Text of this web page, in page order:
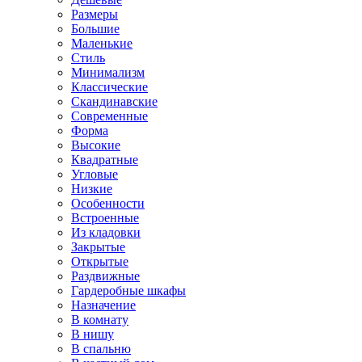
Размеры
Большие
Маленькие
Стиль
Минимализм
Классические
Скандинавские
Современные
Форма
Высокие
Квадратные
Угловые
Низкие
Особенности
Встроенные
Из кладовки
Закрытые
Открытые
Раздвижные
Гардеробные шкафы
Назначение
В комнату
В нишу
В спальню